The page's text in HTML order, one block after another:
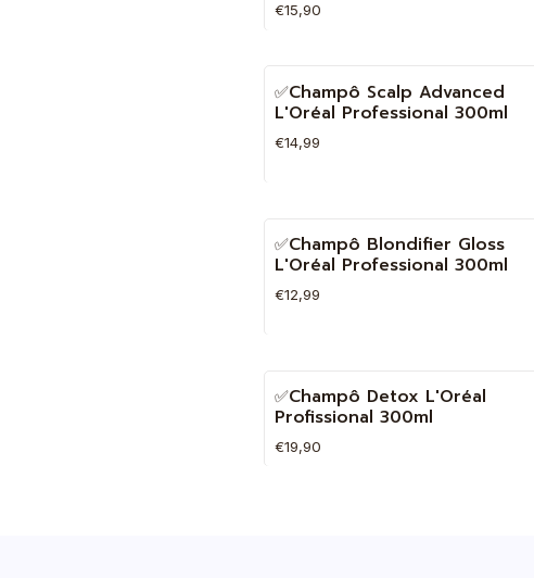
€15,90
✅Champô Scalp Advanced
L'Oréal Professional 300ml
€14,99
✅Champô Blondifier Gloss
L'Oréal Professional 300ml
€12,99
✅Champô Detox L'Oréal
Profissional 300ml
€19,90